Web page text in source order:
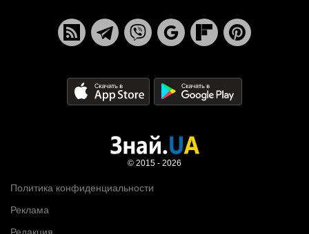
Политика конфиденциальности
Реклама
© 2015 - 2026